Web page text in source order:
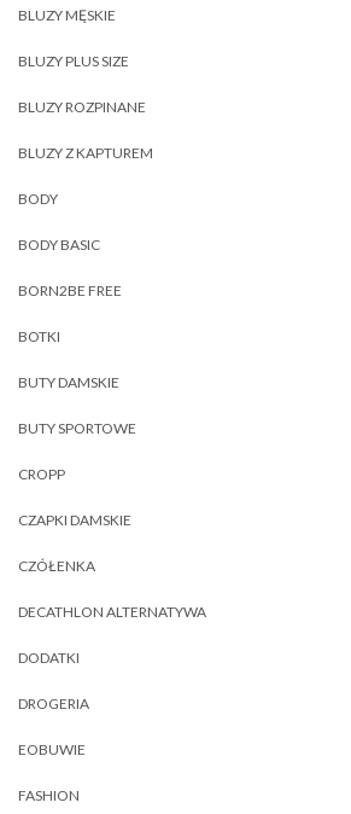
BLUZY MĘSKIE
BLUZY PLUS SIZE
BLUZY ROZPINANE
BLUZY Z KAPTUREM
BODY
BODY BASIC
BORN2BE FREE
BOTKI
BUTY DAMSKIE
BUTY SPORTOWE
CROPP
CZAPKI DAMSKIE
CZÓŁENKA
DECATHLON ALTERNATYWA
DODATKI
DROGERIA
EOBUWIE
FASHION